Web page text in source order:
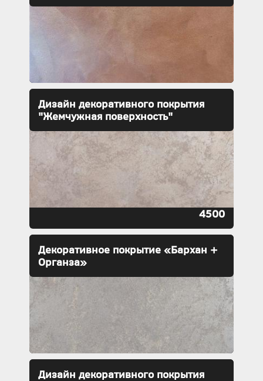
Дизайн декоративного покрытия
"Жемчужная поверхность"
4500
Декоративное покрытие «Бархан +
Органза»
Дизайн декоративного покрытия